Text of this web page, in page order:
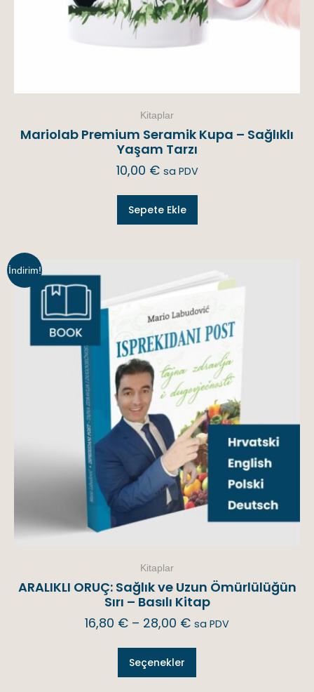
Kitaplar
Mariolab Premium Seramik Kupa – Sağlıklı
Yaşam Tarzı
10,00 € sa PDV
Sepete Ekle
İndirim!
Kitaplar
ARALIKLI ORUÇ: Sağlık ve Uzun Ömürlülüğün
Sırı – Basılı Kitap
16,80 € – 28,00 € sa PDV
Seçenekler